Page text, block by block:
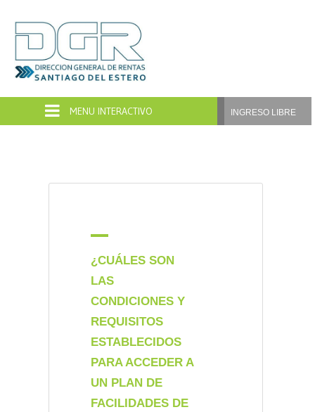
INGRESO LIBRE
A
¿CUÁLES SON
LAS
CONDICIONES Y
REQUISITOS
ESTABLECIDOS
PARA ACCEDER A
UN PLAN DE
FACILIDADES DE